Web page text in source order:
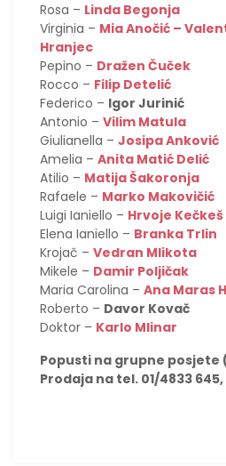
Rosa – Linda Begonja
Virginia – Mia Anočić –
Hranjec
Pepino – Dražen Čuček
Rocco – Filip Detelić
Federico – Igor Jurinić
Antonio – Vilim Matula
Giulianella – Josipa Anković
Amelia – Anita Matić Delić
Atilio – Matija Šakoronja
Rafaele – Marko Makovičić
Luigi Ianiello – Hrvoje Kečkeš
Elena Ianiello – Branka Trlin
Krojač – Vedran Mlikota
Mikele – Damir Poljičak
Maria Carolina – Ana Maras
Roberto – Davor Kovač
Doktor – Karlo Mlinar
Popusti na grupne posjete
Prodaja na tel. 01/4833 645,